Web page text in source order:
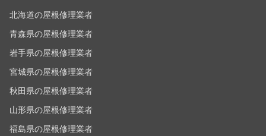
北海道の屋根修理業者
青森県の屋根修理業者
岩手県の屋根修理業者
宮城県の屋根修理業者
秋田県の屋根修理業者
山形県の屋根修理業者
福島県の屋根修理業者